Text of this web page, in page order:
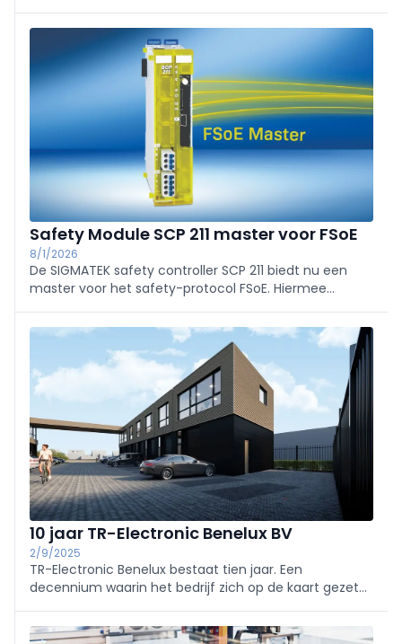
lokale expertise en een langetermijnvisie de industrie
blijven vernieuwen.
Safety Module SCP 211 master voor FSoE
8/1/2026
De SIGMATEK safety controller SCP 211 biedt nu een
master voor het safety-protocol FSoE. Hiermee
fabrikanten worden geïntegreerd in een safety-
applicatie van S-DIAS, waar ze veilig worden
aangestuurd en gemonitord.
10 jaar TR-Electronic Benelux BV
2/9/2025
TR-Electronic Benelux bestaat tien jaar. Een
decennium waarin het bedrijf zich op de kaart gezet
service. "Gewoon doen wat je de klant beloofd hebt",